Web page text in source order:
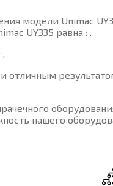
модели Unimac
UY335 равна : .
отличным
нашего